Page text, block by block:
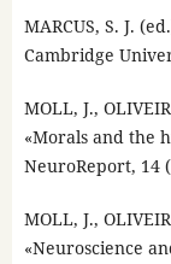
MARCUS, S. J.
Cambridge
MOLL, J.,
«Morals and the
NeuroReport, 14
MOLL, J.,
«Neuroscience